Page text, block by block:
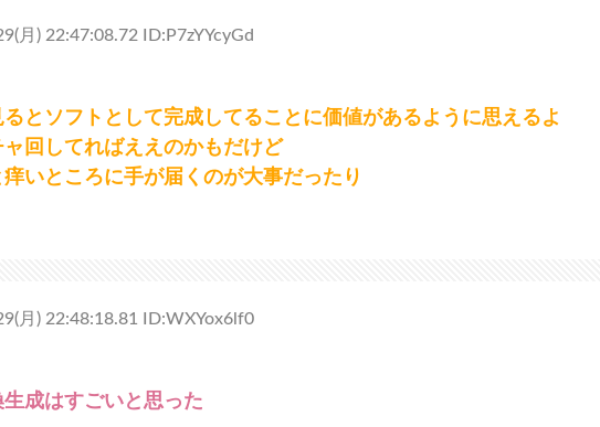
月) 22:47:08.72 ID:P7zYYcyGd
とソフトとして完成してることに価値があるように思えるよ
回してればええのかもだけど
いところに手が届くのが大事だったり
月) 22:48:18.81 ID:WXYox6lf0
成はすごいと思った